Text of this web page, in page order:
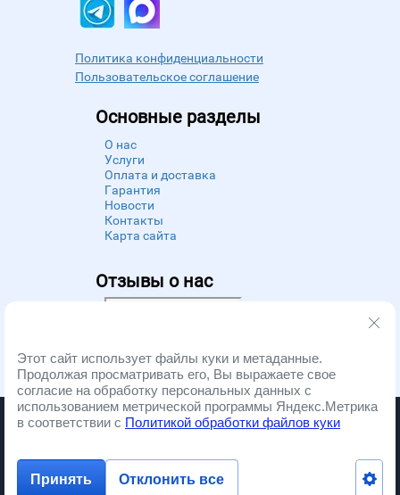
Политика конфиденциальности
Пользовательское соглашение
Основные разделы
О нас
Услуги
Оплата и доставка
Гарантия
Новости
Контакты
Карта сайта
Отзывы о нас
Powered byZoon
Запчасти и ремонт бытовой техники. Copyright © 2012 - 2026
Этот сайт использует файлы куки и метаданные.
Продолжая просматривать его, Вы выражаете свое
согласие на обработку персональных данных с
использованием метрической программы Яндекс.Метрика
в соответствии с Политикой обработки файлов куки
Принять Отклонить все